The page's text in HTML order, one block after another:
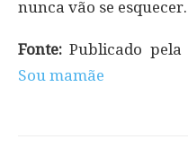
nunca vão se esquecer.
Fonte: Publicado pela
Sou mamãe